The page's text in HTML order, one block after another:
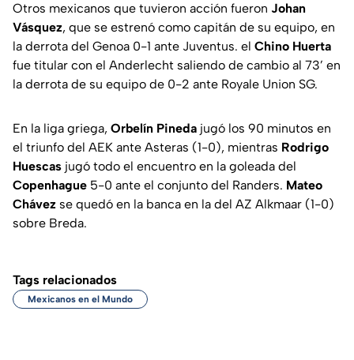
Otros mexicanos que tuvieron acción fueron Johan
Vásquez, que se estrenó como capitán de su equipo, en
la derrota del Genoa 0-1 ante Juventus. el Chino Huerta
fue titular con el Anderlecht saliendo de cambio al 73’ en
la derrota de su equipo de 0-2 ante Royale Union SG.
En la liga griega, Orbelín Pineda jugó los 90 minutos en
el triunfo del AEK ante Asteras (1-0), mientras Rodrigo
Huescas jugó todo el encuentro en la goleada del
Copenhague 5-0 ante el conjunto del Randers. Mateo
Chávez se quedó en la banca en la del AZ Alkmaar (1-0)
sobre Breda.
Tags relacionados
Mexicanos en el Mundo